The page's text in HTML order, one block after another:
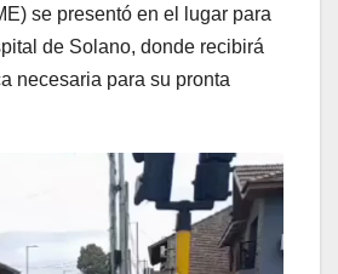
se presentó en el lugar para
de Solano, donde recibirá
necesaria para su pronta